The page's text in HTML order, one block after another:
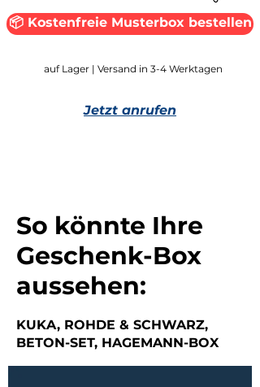
📦 Kostenfreie Musterbox bestellen
auf Lager | Versand in 3-4 Werktagen
Jetzt anrufen
So könnte Ihre
Geschenk-Box
aussehen:
KUKA, ROHDE & SCHWARZ,
BETON-SET, HAGEMANN-BOX